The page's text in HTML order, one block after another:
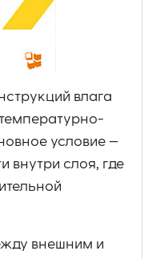
влага
условие —
внутри слоя, где
внешним и